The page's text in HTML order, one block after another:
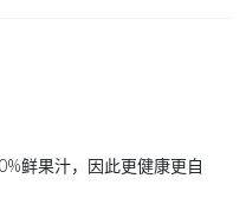
鲜果汁，因此更健康更自